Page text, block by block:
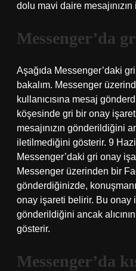
dolu mavi daire
Messenger’da
Aşağıda Messenger’daki
bakalım. Messenger
kullanıcısına mesaj
köşesinde gri bir onay
mesajınızın gönderildiğini
iletilmediğini gösterir. 9
Messenger’daki gri onay
Messenger üzerinden bir
gönderdiğinizde,
onay işareti belirir. Bu onay
gönderildiğini ancak
gösterir.
Messenger’da